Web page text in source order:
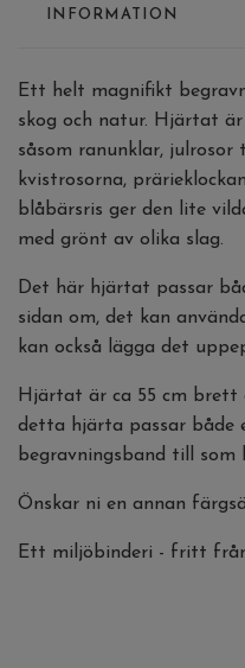
INFORMATION
Ett helt magnifikt
skog och natur. Hjärtat
såsom ranunklar, julrosor
kvistrosorna,
blåbärsris ger den lite
med grönt av olika slag.
Det här hjärtat passar
sidan om, det kan
kan också lägga det
Hjärtat är ca 55 cm brett
detta hjärta passar både
begravningsband till som
Önskar ni en annan
Ett miljöbinderi - fritt